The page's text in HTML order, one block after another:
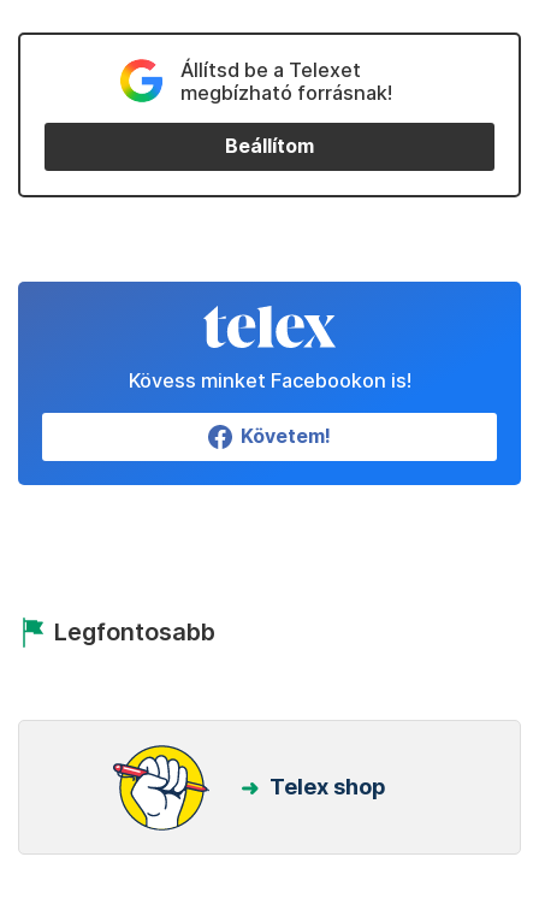
Állítsd be a Telexet
megbízható forrásnak!
Beállítom
Kövess minket Facebookon is!
Követem!
Legfontosabb
Telex shop